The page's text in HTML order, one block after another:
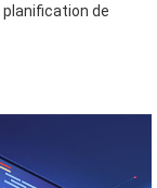
planification de